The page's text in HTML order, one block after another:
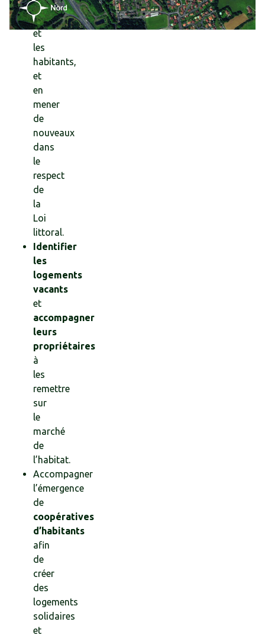
les
riverains
et
les
habitants,
et
en
mener
de
nouveaux
dans
le
respect
de
la
Loi
littoral.
Identifier
les
logements
vacants
et
accompagner
leurs
propriétaires
à
les
remettre
sur
le
marché
de
l’habitat.
Accompagner
l’émergence
de
coopératives
d’habitants
afin
de
créer
des
logements
solidaires
et